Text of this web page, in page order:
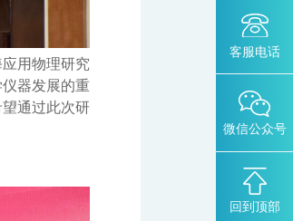
客服电话
微信公众号
回到顶部
用物理研究
器发展的重
通过此次研